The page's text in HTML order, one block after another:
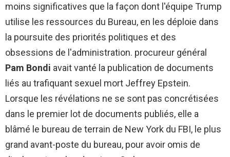
moins significatives que la façon dont l'équipe Trump
utilise les ressources du Bureau, en les déploie dans
la poursuite des priorités politiques et des
obsessions de l'administration. procureur général
Pam Bondi avait vanté la publication de documents
liés au trafiquant sexuel mort Jeffrey Epstein.
Lorsque les révélations ne se sont pas concrétisées
dans le premier lot de documents publiés, elle a
blâmé le bureau de terrain de New York du FBI, le plus
grand avant-poste du bureau, pour avoir omis de